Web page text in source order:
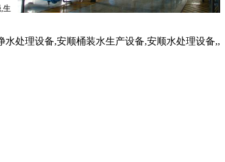
生
处理设备,安顺桶装水生产设备,安顺水处理设备,,